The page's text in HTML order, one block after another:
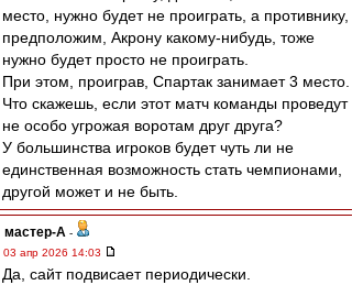
место, нужно будет не проиграть, а противнику,
предположим, Акрону какому-нибудь, тоже
нужно будет просто не проиграть.
При этом, проиграв, Спартак занимает 3 место.
Что скажешь, если этот матч команды проведут
не особо угрожая воротам друг друга?
У большинства игроков будет чуть ли не
единственная возможность стать чемпионами,
другой может и не быть.
мастер-А -
03 апр 2026 14:03
Да, сайт подвисает периодически.